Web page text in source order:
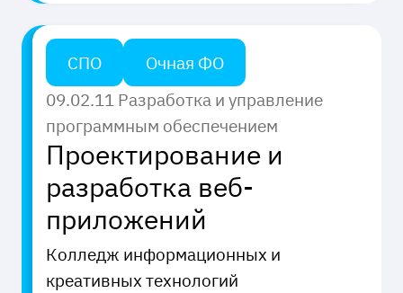
СПО
Очная ФО
09.02.11 Разработка и управление
программным обеспечением
Проектирование и
разработка веб-
приложений
Колледж информационных и
креативных технологий